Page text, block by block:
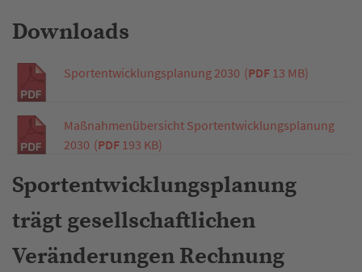
Downloads
Sportentwicklungsplanung 2030 (PDF 13 MB)
Maßnahmenübersicht Sportentwicklungsplanung
2030 (PDF 193 KB)
Sportentwicklungsplanung
trägt gesellschaftlichen
Veränderungen Rechnung